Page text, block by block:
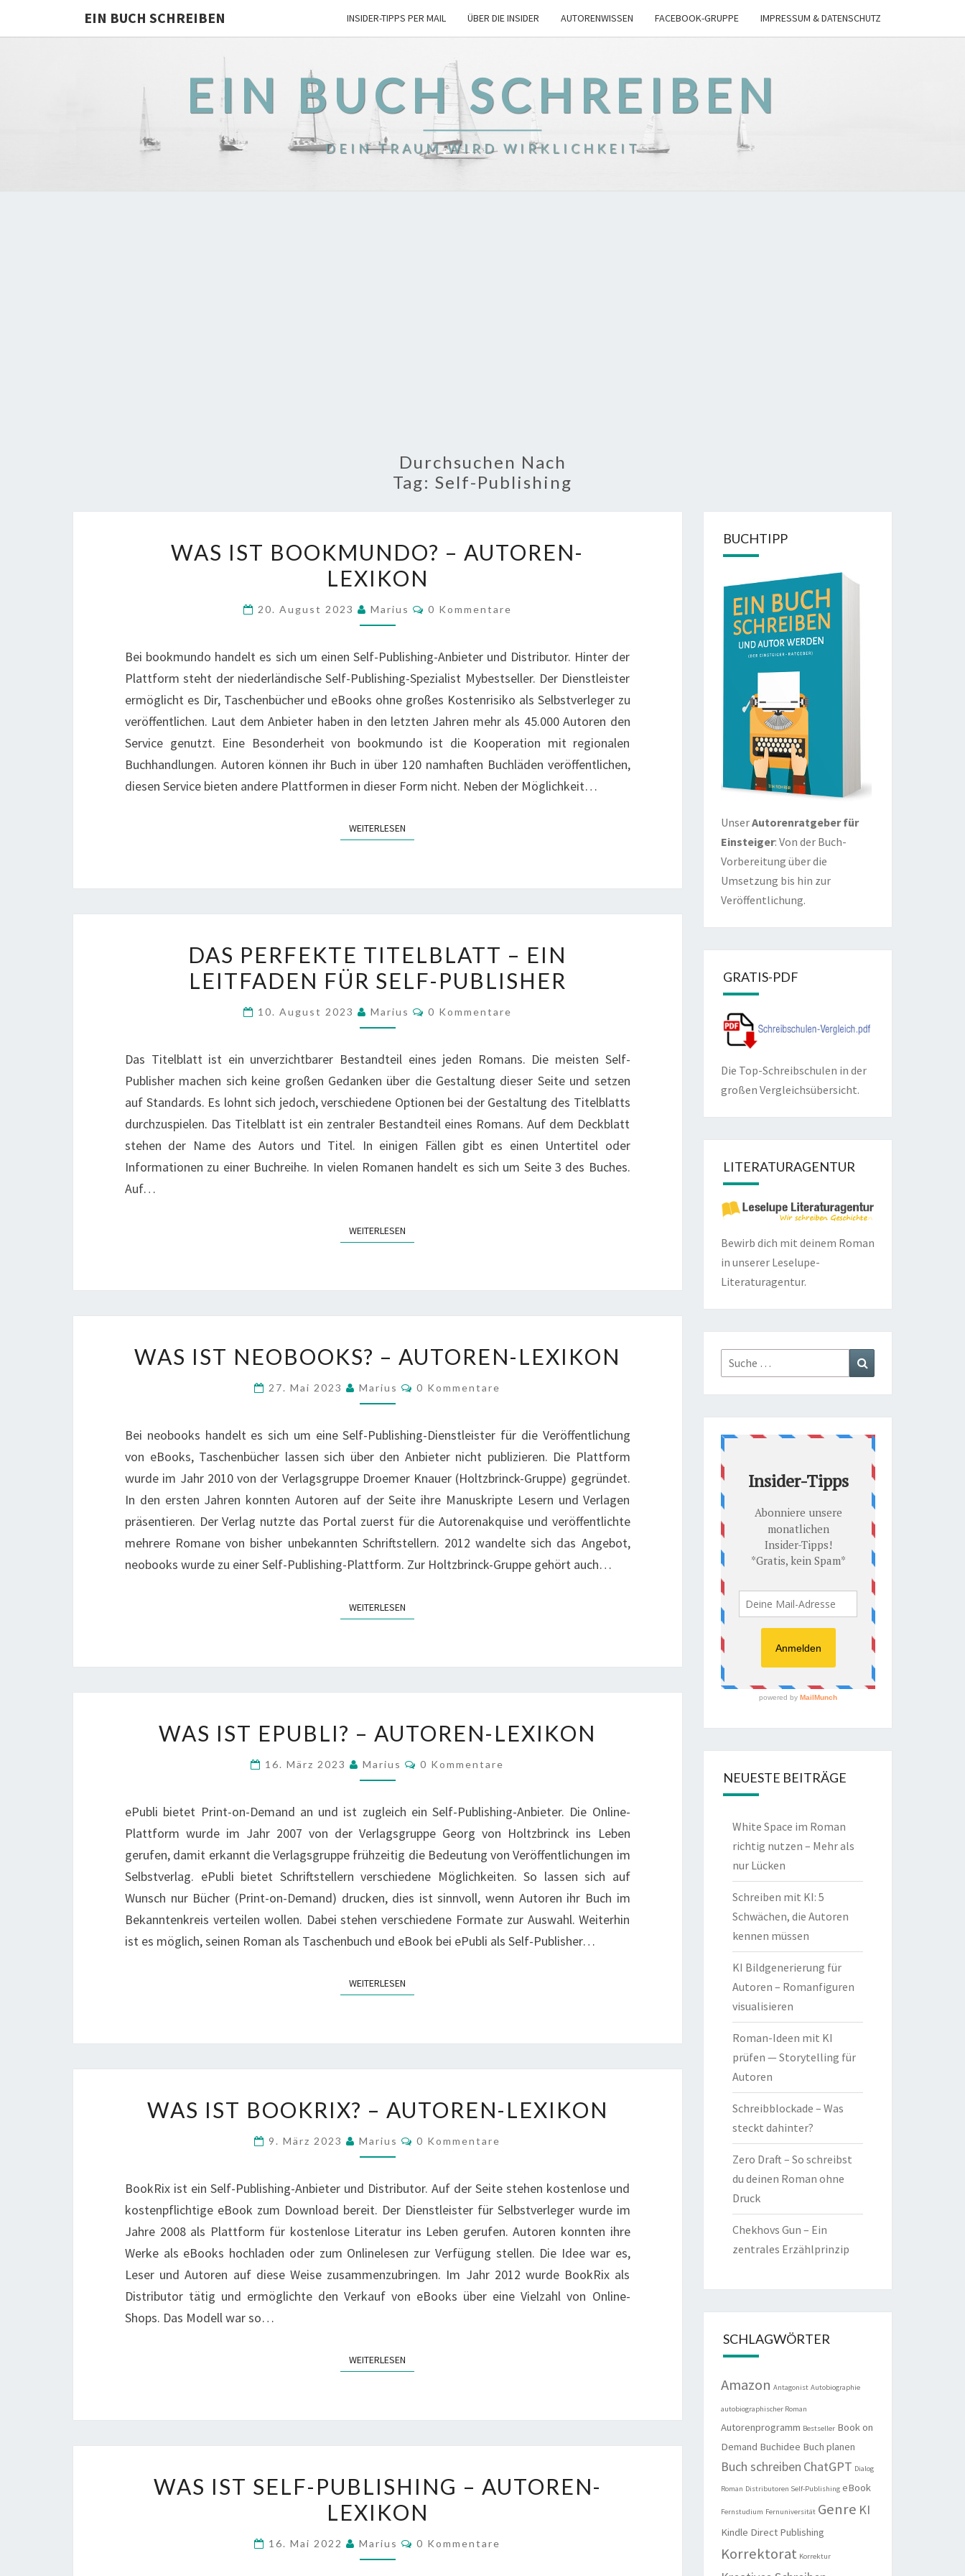
EIN BUCH SCHREIBEN INSIDER-TIPPS PER MAIL ÜBER DIE INSIDER AUTORENWISSEN FACEBOOK-GRUPPE IMPRESSUM & DATENSCHUTZ
EIN BUCH SCHREIBEN
DEIN TRAUM WIRD WIRKLICHKEIT
Durchsuchen Nach
Tag: Self-Publishing
IST
BOOKMUNDO?
AUTOREN-
WAS IST BOOKMUNDO? – AUTOREN-
LEXIKON
20. August 2023 Marius Kommentare
0 Kommentare
Bei bookmundo handelt es sich um einen Self-Publishing-Anbieter und Distributor. Hinter der
Plattform steht der niederländische Self-Publishing-Spezialist Mybestseller. Der Dienstleister
ermöglicht es Dir, Taschenbücher und eBooks ohne großes Kostenrisiko als Selbstverleger zu
veröffentlichen. Laut dem Anbieter haben in den letzten Jahren mehr als 45.000 Autoren den
Service genutzt. Eine Besonderheit von bookmundo ist die Kooperation mit regionalen
Buchhandlungen. Autoren können ihr Buch in über 120 namhaften Buchläden veröffentlichen,
diesen Service bieten andere Plattformen in dieser Form nicht. Neben der Möglichkeit…
WEITERLESEN
PERFEKTE
TITELBLATT
EIN
FÜR
SELF-
PUBLISHER
DAS PERFEKTE TITELBLATT – EIN
LEITFADEN FÜR SELF-PUBLISHER
10. August 2023 Marius Kommentare
0 Kommentare
Das Titelblatt ist ein unverzichtbarer Bestandteil eines jeden Romans. Die meisten Self-
Publisher machen sich keine großen Gedanken über die Gestaltung dieser Seite und setzen
auf Standards. Es lohnt sich jedoch, verschiedene Optionen bei der Gestaltung des Titelblatts
durchzuspielen. Das Titelblatt ist ein zentraler Bestandteil eines Romans. Auf dem Deckblatt
stehen der Name des Autors und Titel. In einigen Fällen gibt es einen Untertitel oder
Informationen zu einer Buchreihe. In vielen Romanen handelt es sich um Seite 3 des Buches.
Auf…
WEITERLESEN
IST
NEOBOOKS?
–
LEXIKON
WAS IST NEOBOOKS? – AUTOREN-LEXIKON
27. Mai 2023 Marius Kommentare
0 Kommentare
Bei neobooks handelt es sich um eine Self-Publishing-Dienstleister für die Veröffentlichung
von eBooks, Taschenbücher lassen sich über den Anbieter nicht publizieren. Die Plattform
wurde im Jahr 2010 von der Verlagsgruppe Droemer Knauer (Holtzbrinck-Gruppe) gegründet.
In den ersten Jahren konnten Autoren auf der Seite ihre Manuskripte Lesern und Verlagen
präsentieren. Der Verlag nutzte das Portal zuerst für die Autorenakquise und veröffentlichte
mehrere Romane von bisher unbekannten Schriftstellern. 2012 wandelte sich das Angebot,
neobooks wurde zu einer Self-Publishing-Plattform. Zur Holtzbrinck-Gruppe gehört auch…
WEITERLESEN
IST
EPUBLI?
–
LEXIKON
WAS IST EPUBLI? – AUTOREN-LEXIKON
16. März 2023 Marius Kommentare
0 Kommentare
ePubli bietet Print-on-Demand an und ist zugleich ein Self-Publishing-Anbieter. Die Online-
Plattform wurde im Jahr 2007 von der Verlagsgruppe Georg von Holtzbrinck ins Leben
gerufen, damit erkannt die Verlagsgruppe frühzeitig die Bedeutung von Veröffentlichungen im
Selbstverlag. ePubli bietet Schriftstellern verschiedene Möglichkeiten. So lassen sich auf
Wunsch nur Bücher (Print-on-Demand) drucken, dies ist sinnvoll, wenn Autoren ihr Buch im
Bekanntenkreis verteilen wollen. Dabei stehen verschiedene Formate zur Auswahl. Weiterhin
ist es möglich, seinen Roman als Taschenbuch und eBook bei ePubli als Self-Publisher…
WEITERLESEN
IST
BOOKRIX?
–
WAS IST BOOKRIX? – AUTOREN-LEXIKON
9. März 2023 Marius Kommentare
0 Kommentare
BookRix ist ein Self-Publishing-Anbieter und Distributor. Auf der Seite stehen kostenlose und
kostenpflichtige eBook zum Download bereit. Der Dienstleister für Selbstverleger wurde im
Jahre 2008 als Plattform für kostenlose Literatur ins Leben gerufen. Autoren konnten ihre
Werke als eBooks hochladen oder zum Onlinelesen zur Verfügung stellen. Die Idee war es,
Leser und Autoren auf diese Weise zusammenzubringen. Im Jahr 2012 wurde BookRix als
Distributor tätig und ermöglichte den Verkauf von eBooks über eine Vielzahl von Online-
Shops. Das Modell war so…
WEITERLESEN
IST
SELF-
WAS IST SELF-PUBLISHING – AUTOREN-
LEXIKON
16. Mai 2022 Marius Kommentare
0 Kommentare
BUCHTIPP
UnserAutorenratgeber für
Einsteiger: Von der Buch-
Vorbereitung über die
Umsetzung bis hin zur
Veröffentlichung.
GRATIS-PDF
Die Top-Schreibschulen in der
großen Vergleichsübersicht.
LITERATURAGENTUR
Bewirb dich mit deinem Roman
in unserer Leselupe-
Literaturagentur.
Suche
nach:
NEUESTE BEITRÄGE
White Space im Roman
richtig nutzen – Mehr als
nur Lücken
Schreiben mit KI: 5
Schwächen, die Autoren
kennen müssen
KI Bildgenerierung für
Autoren – Romanfiguren
visualisieren
Roman-Ideen mit KI
prüfen — Storytelling für
Autoren
Schreibblockade – Was
steckt dahinter?
Zero Draft – So schreibst
du deinen Roman ohne
Druck
Chekhovs Gun – Ein
zentrales Erzählprinzip
SCHLAGWÖRTER
Amazon Antagonist Autobiographie
autobiographischer Roman
Autorenprogramm Bestseller Book on
Demand Buchidee Buch planen
Buch schreiben ChatGPT Dialog
Roman Distributoren Self-Publishing eBook
Fernstudium Fernuniversität Genre KI
Kindle Direct Publishing
Korrektorat Korrektur